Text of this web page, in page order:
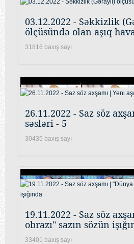
03.12.2022 - Səkkizlik
ölçüsündə olan aşıq
31816 baxış sayı
26.11.2022 - Saz söz
səsləri - 5
30435 baxış sayı
19.11.2022 - Saz söz
obrazı" sazın sözün
33401 baxış sayı